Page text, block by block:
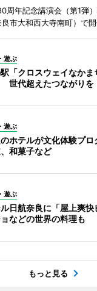
周年記念講演会（第1弾
市大和西大寺南町）で開
遊ぶ
「クロスウェイなか
世代超えたつながりを
遊ぶ
ホテルが文化体験プ
和菓子など
遊ぶ
日航奈良に「屋上爽
などの世界の料理も
もっと見る